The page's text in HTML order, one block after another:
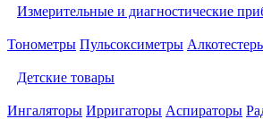
Измерительные и диагностические
Тонометры Пульсоксиметры
Детские товары
Ингаляторы Ирригаторы Аспираторы